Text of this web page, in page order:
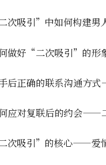
次吸引”中如何构建男
做好“二次吸引”的
后正确的联系沟通方
应对复联后的约会——
次吸引”的核心——爱